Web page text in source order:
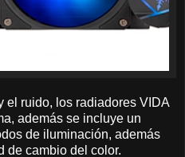
el ruido, los radiadores VIDA
además se incluye un
de iluminación, además
de cambio del color.